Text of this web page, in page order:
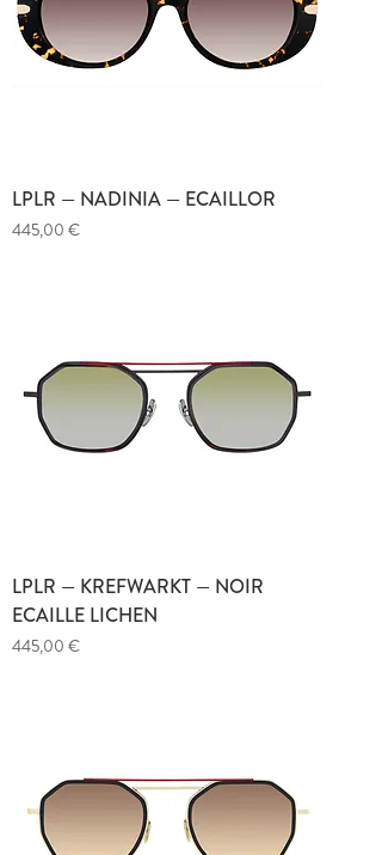
LPLR — NADINIA — ECAILLOR
Prix
445,00 €
LPLR — KREFWARKT — NOIR
ECAILLE LICHEN
Prix
445,00 €